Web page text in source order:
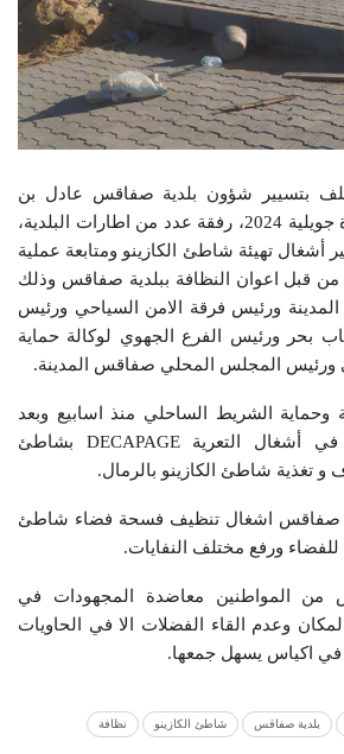
بتسيير شؤون بلدية صفاقس عادل بن
رحومة اليوم الاثنين غرة جويلية 2024، رفقة عدد من اطارات البلدية،
أشغال تهيئة شاطئ الكازينو ومتابعة عملية
قبل اعوان النظافة ببلدية صفاقس وذلك
ورئيس فرقة الامن السياحي ورئيس
بحر ورئيس الفرع الجهوي لوكالة حماية
ورئيس المجلس المحلي صفاقس المدينة.
الشريط الساحلي منذ اسابيع وبعد
المسح الطوبوغرافي، في أشغال التعرية DECAPAGE بشاطئ
و تغذية شاطئ الكازينو بالرمال.
صفاقس اشغال تنظيف فسحة فضاء شاطئ
للفضاء ورفع مختلف النفايات.
من المواطنين معاضدة المجهودات في
وعدم القاء الفضلات الا في الحاويات
في اكياس يسهل جمعها.
بلدية صفاقس شاطئ الكازينو نظافة